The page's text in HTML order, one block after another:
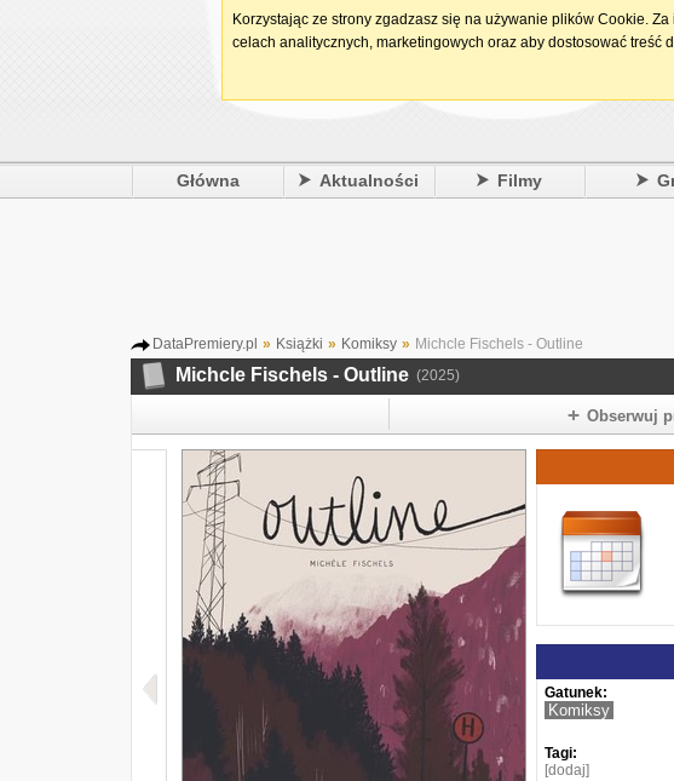
Główna Aktualności Filmy
DataPremiery.pl » Książki » Komiksy » Michcle Fischels - Outline
Michcle Fischels - Outline (2025)
Obserwuj
Gatunek:
Komiksy
Tagi:
[dodaj]
Korzystając ze strony zgadzasz się na używanie plików Cookie.
celach analitycznych, marketingowych oraz aby dostosować treść